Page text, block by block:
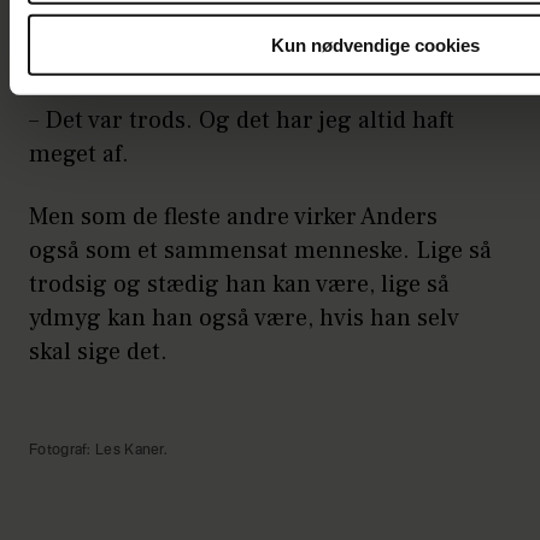
Kun nødvendige cookies
forbi. Jeg kan godt genkende noget der,
– Det var trods. Og det har jeg altid haft
meget af.
Men som de fleste andre virker Anders
også som et sammensat menneske. Lige så
trodsig og stædig han kan være, lige så
ydmyg kan han også være, hvis han selv
skal sige det.
Fotograf: Les Kaner.